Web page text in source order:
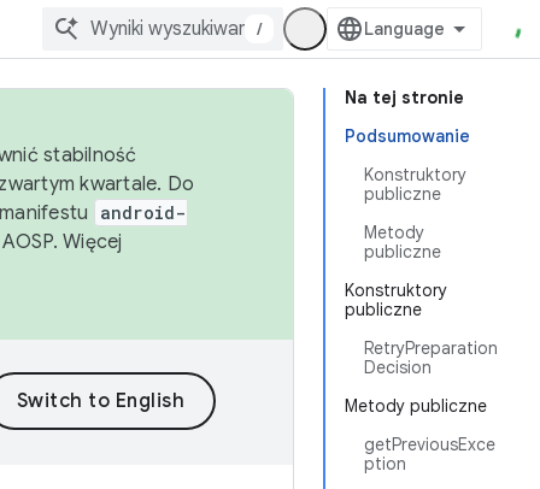
/
Na tej stronie
Podsumowanie
Konstruktory
publiczne
Metody
publiczne
Konstruktory
publiczne
RetryPreparation
Decision
Metody publiczne
getPreviousExce
ption
stabilność
kwartale. Do
android-
Więcej